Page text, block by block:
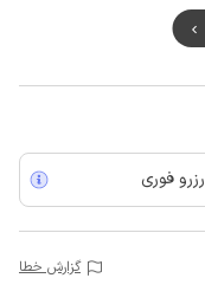
رزرو فوری
گزارش خطا